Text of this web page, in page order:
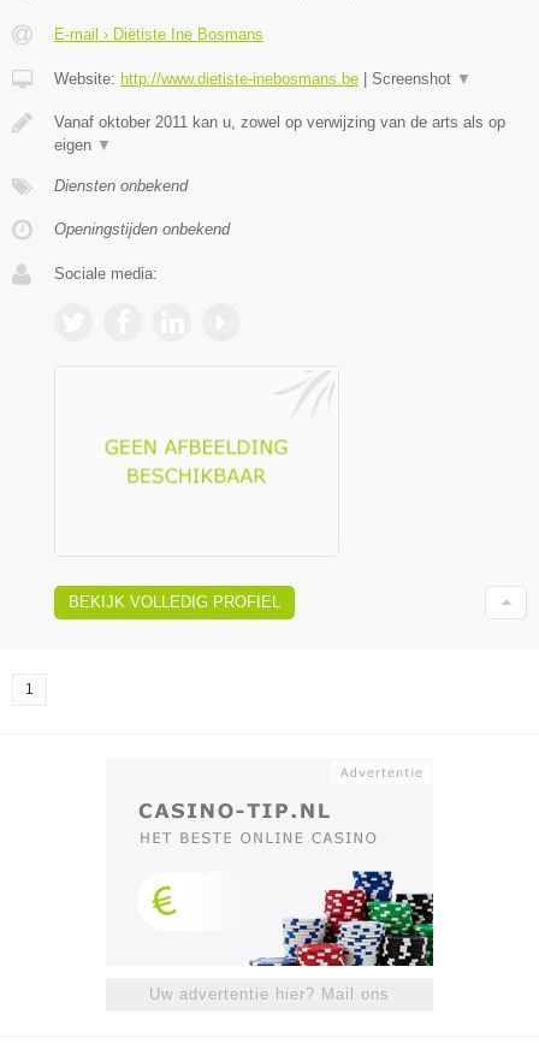
E-mail › Diëtiste Ine Bosmans
Website: http://www.dietiste-inebosmans.be Screenshot ▼
Vanaf oktober 2011 kan u, zowel op verwijzing van de arts als op
eigen ▼
Diensten onbekend
Openingstijden onbekend
Sociale media:
BEKIJK VOLLEDIG PROFIEL
1
Uw advertentie hier? Mail ons